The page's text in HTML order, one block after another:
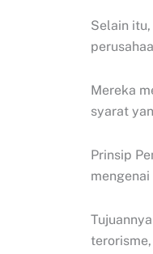
Selain
Mereka
syarat
Prinsip